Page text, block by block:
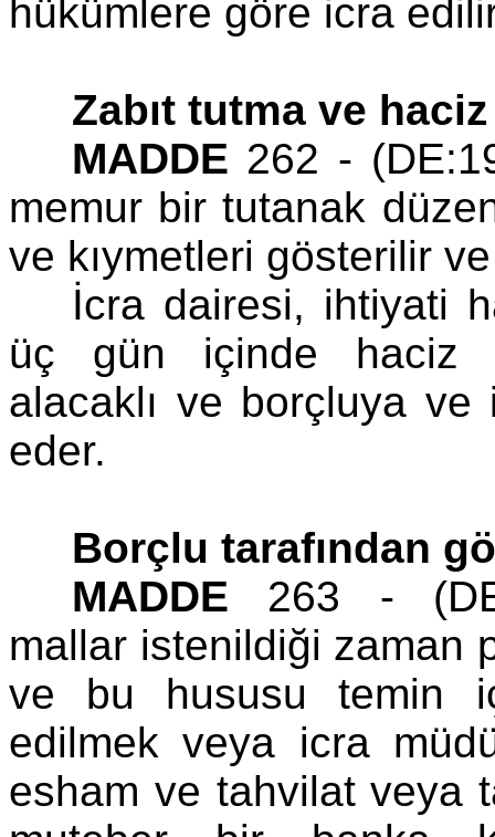
hükümlere göre icra
Zabıt tutma ve
MADDE 262 -
memur bir tutanak
ve kıymetleri gösterilir
İcra dairesi, ihtiyati
üç gün içinde haciz
alacaklı ve borçluya ve
eder.
Borçlu tarafından
MADDE 263 -
mallar istenildiği zaman
ve bu hususu temin
edilmek veya icra
esham ve tahvilat veya